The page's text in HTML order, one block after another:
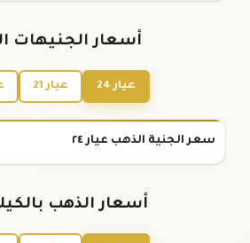
أسعار الجنيهات
عيار 24 عيار 21
سعر الجنية الذهب عيار ٢٤
أسعار الذهب